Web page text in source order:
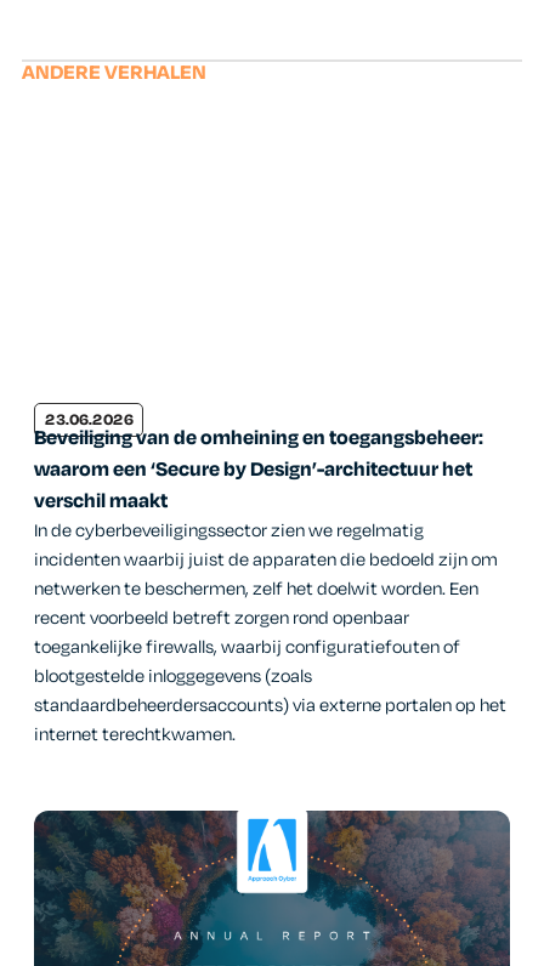
ANDERE VERHALEN
23.06.2026
Beveiliging van de omheining en toegangsbeheer:
waarom een ‘Secure by Design’-architectuur het
verschil maakt
In de cyberbeveiligingssector zien we regelmatig
incidenten waarbij juist de apparaten die bedoeld zijn om
netwerken te beschermen, zelf het doelwit worden. Een
recent voorbeeld betreft zorgen rond openbaar
toegankelijke firewalls, waarbij configuratiefouten of
blootgestelde inloggegevens (zoals
standaardbeheerdersaccounts) via externe portalen op het
internet terechtkwamen.